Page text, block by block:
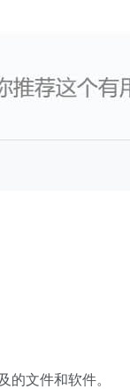
的文件和软件。